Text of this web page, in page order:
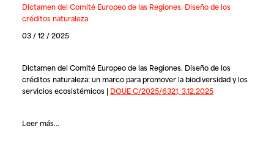
Dictamen del Comité Europeo de las Regiones. Diseño de los
créditos naturaleza
03 / 12 / 2025
Dictamen del Comité Europeo de las Regiones. Diseño de los
créditos naturaleza: un marco para promover la biodiversidad y los
servicios ecosistémicos | DOUE C/2025/6321, 3.12.2025
Leer más...